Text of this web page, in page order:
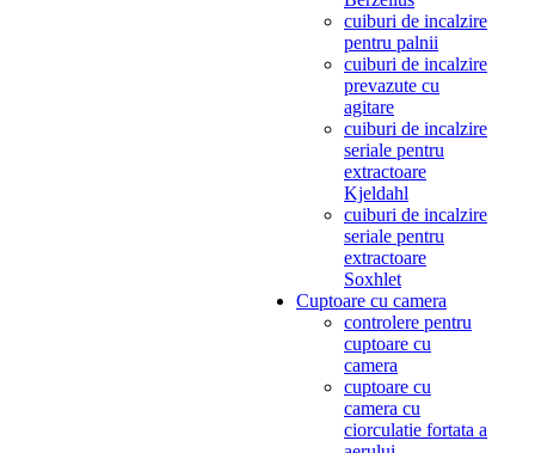
cuiburi de incalzire
pentru palnii
cuiburi de incalzire
prevazute cu
agitare
cuiburi de incalzire
seriale pentru
extractoare
Kjeldahl
cuiburi de incalzire
seriale pentru
extractoare
Soxhlet
Cuptoare cu camera
controlere pentru
cuptoare cu
camera
cuptoare cu
camera cu
ciorculatie fortata a